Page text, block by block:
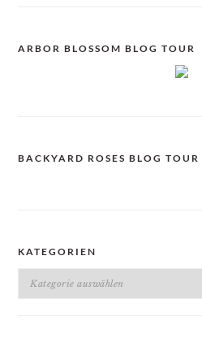
ARBOR BLOSSOM BLOG TOUR
BACKYARD ROSES BLOG TOUR
KATEGORIEN
Kategorien